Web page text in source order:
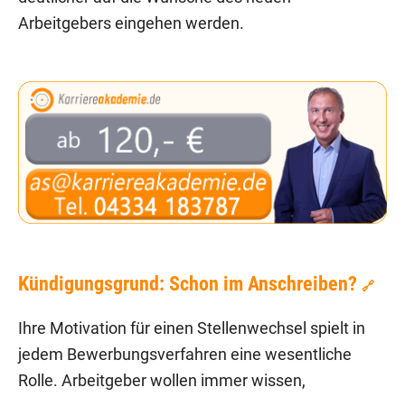
Arbeitgebers eingehen werden.
Kündigungsgrund: Schon im Anschreiben? 🔗
Ihre Motivation für einen Stellenwechsel spielt in
jedem Bewerbungsverfahren eine wesentliche
Rolle. Arbeitgeber wollen immer wissen,